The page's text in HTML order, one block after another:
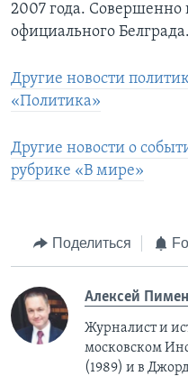
2007 года.
официального
Другие новости
«Политика»
Другие новости о
рубрике «В мире»
Поделиться
Алексей
Журналист и
московском
(1989) и в